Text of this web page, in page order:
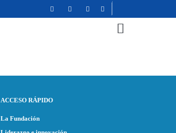
ACCESO RÁPIDO
La Fundación